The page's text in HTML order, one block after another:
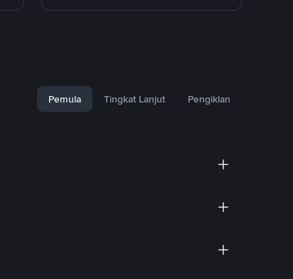
Pemula Tingkat Lanjut Pengiklan